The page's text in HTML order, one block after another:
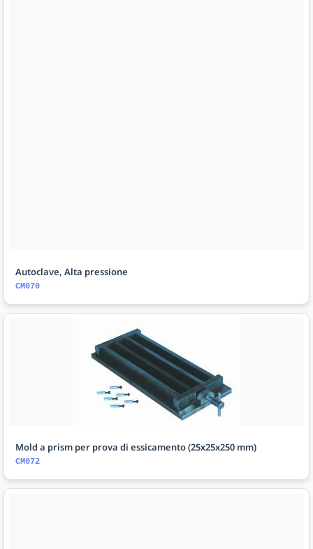
Autoclave, Alta pressione
CM070
Mold a prism per prova di essicamento (25x25x250 mm)
CM072